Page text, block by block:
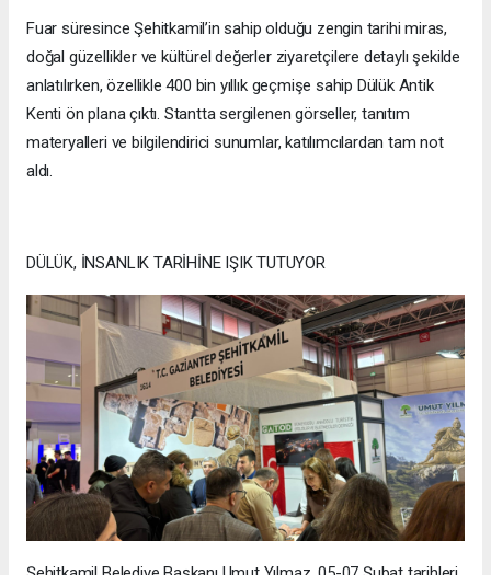
Fuar süresince Şehitkamil’in sahip olduğu zengin tarihi miras,
doğal güzellikler ve kültürel değerler ziyaretçilere detaylı şekilde
anlatılırken, özellikle 400 bin yıllık geçmişe sahip Dülük Antik
Kenti ön plana çıktı. Stantta sergilenen görseller, tanıtım
materyalleri ve bilgilendirici sunumlar, katılımcılardan tam not
aldı.
DÜLÜK, İNSANLIK TARİHİNE IŞIK TUTUYOR